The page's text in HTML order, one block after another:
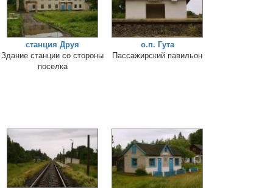
станция Друя
Здание станции со стороны
поселка
о.п. Гута
Пассажирский павильон